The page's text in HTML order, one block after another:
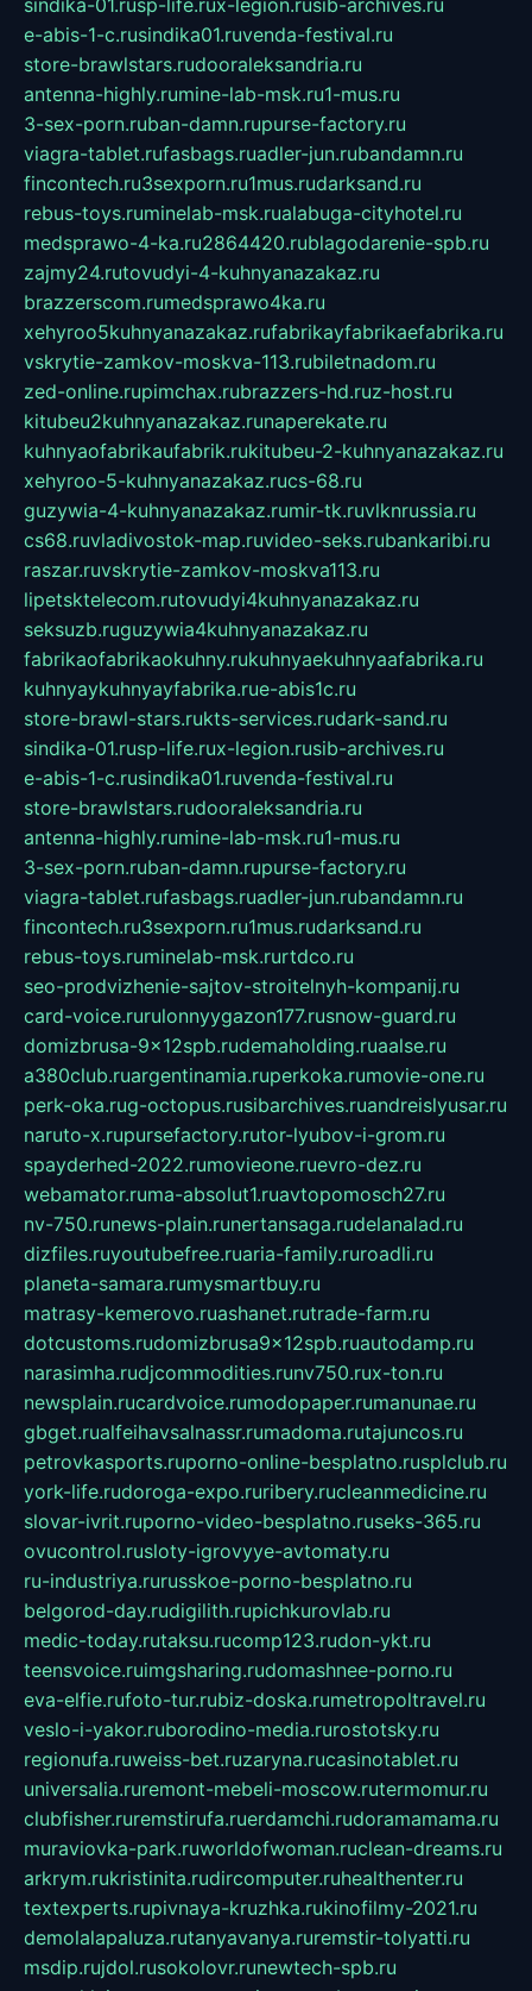
sindika-01.rusp-life.rux-legion.rusib-archives.ru
e-abis-1-c.rusindika01.ruvenda-festival.ru
store-brawlstars.rudooraleksandria.ru
antenna-highly.rumine-lab-msk.ru1-mus.ru
3-sex-porn.ruban-damn.rupurse-factory.ru
viagra-tablet.rufasbags.ruadler-jun.rubandamn.ru
fincontech.ru3sexporn.ru1mus.rudarksand.ru
rebus-toys.ruminelab-msk.rualabuga-cityhotel.ru
medsprawo-4-ka.ru2864420.rublagodarenie-spb.ru
zajmy24.rutovudyi-4-kuhnyanazakaz.ru
brazzerscom.rumedsprawo4ka.ru
xehyroo5kuhnyanazakaz.rufabrikayfabrikaefabrika.ru
vskrytie-zamkov-moskva-113.rubiletnadom.ru
zed-online.rupimchax.rubrazzers-hd.ruz-host.ru
kitubeu2kuhnyanazakaz.runaperekate.ru
kuhnyaofabrikaufabrik.rukitubeu-2-kuhnyanazakaz.ru
xehyroo-5-kuhnyanazakaz.rucs-68.ru
guzywia-4-kuhnyanazakaz.rumir-tk.ruvlknrussia.ru
cs68.ruvladivostok-map.ruvideo-seks.rubankaribi.ru
raszar.ruvskrytie-zamkov-moskva113.ru
lipetsktelecom.rutovudyi4kuhnyanazakaz.ru
seksuzb.ruguzywia4kuhnyanazakaz.ru
fabrikaofabrikaokuhny.rukuhnyaekuhnyaafabrika.ru
kuhnyaykuhnyayfabrika.rue-abis1c.ru
store-brawl-stars.rukts-services.rudark-sand.ru
sindika-01.rusp-life.rux-legion.rusib-archives.ru
e-abis-1-c.rusindika01.ruvenda-festival.ru
store-brawlstars.rudooraleksandria.ru
antenna-highly.rumine-lab-msk.ru1-mus.ru
3-sex-porn.ruban-damn.rupurse-factory.ru
viagra-tablet.rufasbags.ruadler-jun.rubandamn.ru
fincontech.ru3sexporn.ru1mus.rudarksand.ru
rebus-toys.ruminelab-msk.rurtdco.ru
seo-prodvizhenie-sajtov-stroitelnyh-kompanij.ru
card-voice.rurulonnyygazon177.rusnow-guard.ru
domizbrusa-9x12spb.rudemaholding.ruaalse.ru
a380club.ruargentinamia.ruperkoka.rumovie-one.ru
perk-oka.rug-octopus.rusibarchives.ruandreislyusar.ru
naruto-x.rupursefactory.rutor-lyubov-i-grom.ru
spayderhed-2022.rumovieone.ruevro-dez.ru
webamator.ruma-absolut1.ruavtopomosch27.ru
nv-750.runews-plain.runertansaga.rudelanalad.ru
dizfiles.ruyoutubefree.ruaria-family.ruroadli.ru
planeta-samara.rumysmartbuy.ru
matrasy-kemerovo.ruashanet.rutrade-farm.ru
dotcustoms.rudomizbrusa9x12spb.ruautodamp.ru
narasimha.rudjcommodities.runv750.rux-ton.ru
newsplain.rucardvoice.rumodopaper.rumanunae.ru
gbget.rualfeihavsalnassr.rumadoma.rutajuncos.ru
petrovkasports.ruporno-online-besplatno.rusplclub.ru
york-life.rudoroga-expo.ruribery.rucleanmedicine.ru
slovar-ivrit.ruporno-video-besplatno.ruseks-365.ru
ovucontrol.rusloty-igrovyye-avtomaty.ru
ru-industriya.rurusskoe-porno-besplatno.ru
belgorod-day.rudigilith.rupichkurovlab.ru
medic-today.rutaksu.rucomp123.rudon-ykt.ru
teensvoice.ruimgsharing.rudomashnee-porno.ru
eva-elfie.rufoto-tur.rubiz-doska.rumetropoltravel.ru
veslo-i-yakor.ruborodino-media.rurostotsky.ru
regionufa.ruweiss-bet.ruzaryna.rucasinotablet.ru
universalia.ruremont-mebeli-moscow.rutermomur.ru
clubfisher.ruremstirufa.ruerdamchi.rudoramamama.ru
muraviovka-park.ruworldofwoman.ruclean-dreams.ru
arkrym.rukristinita.rudircomputer.ruhealthenter.ru
textexperts.rupivnaya-kruzhka.rukinofilmy-2021.ru
demolalapaluza.rutanyavanya.ruremstir-tolyatti.ru
msdip.rujdol.rusokolovr.runewtech-spb.ru